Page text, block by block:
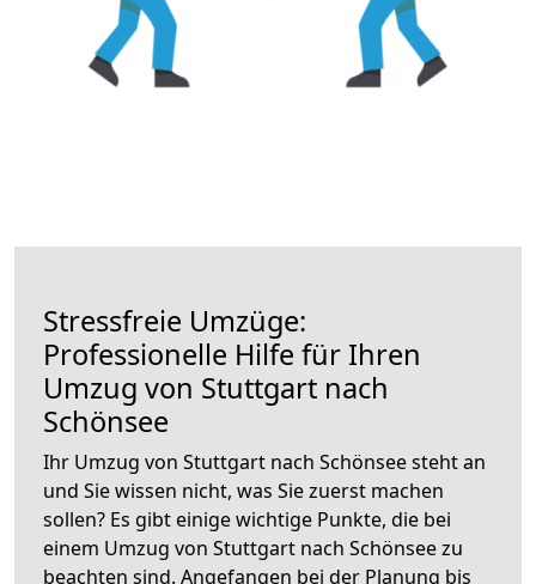
Stressfreie Umzüge:
Professionelle Hilfe für Ihren
Umzug von Stuttgart nach
Schönsee
Ihr Umzug von Stuttgart nach Schönsee steht an
und Sie wissen nicht, was Sie zuerst machen
sollen? Es gibt einige wichtige Punkte, die bei
einem Umzug von Stuttgart nach Schönsee zu
beachten sind. Angefangen bei der Planung bis